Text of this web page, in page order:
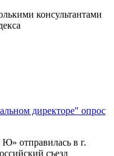
консультантами
директоре" опрос
отправилась в г.
съезд